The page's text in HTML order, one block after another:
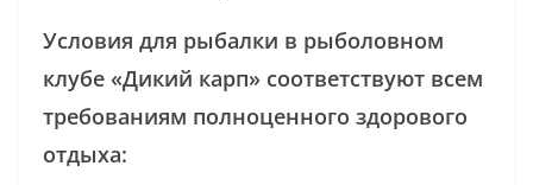
Условия для рыбалки в рыболовном
клубе «Дикий карп» соответствуют всем
требованиям полноценного здорового
отдыха: